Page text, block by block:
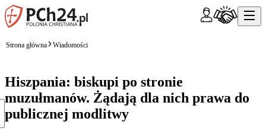
Strona główna Wiadomości
Hiszpania: biskupi po stronie
muzułmanów. Żądają dla nich prawa do
publicznej modlitwy